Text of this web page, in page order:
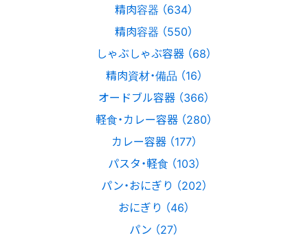
精肉容器 （634）
精肉容器 （550）
しゃぶしゃぶ容器 （68）
精肉資材・備品 （16）
オードブル容器 （366）
軽食・カレー容器 （280）
カレー容器 （177）
パスタ・軽食 （103）
パン・おにぎり （202）
おにぎり （46）
パン （27）